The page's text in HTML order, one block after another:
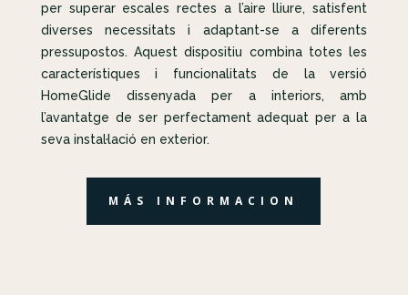
per superar escales rectes a l’aire lliure, satisfent
diverses necessitats i adaptant-se a diferents
pressupostos. Aquest dispositiu combina totes les
característiques i funcionalitats de la versió
HomeGlide dissenyada per a interiors, amb
l’avantatge de ser perfectament adequat per a la
seva instal·lació en exterior.
MÁS INFORMACION